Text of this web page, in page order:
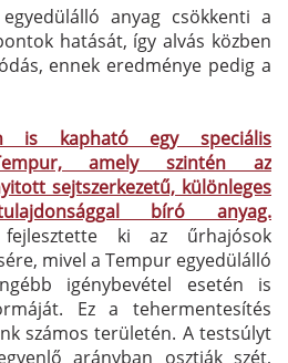
anyag csökkenti a
hatását, így alvás közben
ennek eredménye pedig a
is kapható egy speciális
amely szintén az
sejtszerkezetű, különleges
bíró anyag.
ki az űrhajósok
mivel a Tempur egyedülálló
igénybevétel esetén is
Ez a tehermentesítés
számos területén. A testsúlyt
arányban osztják szét,